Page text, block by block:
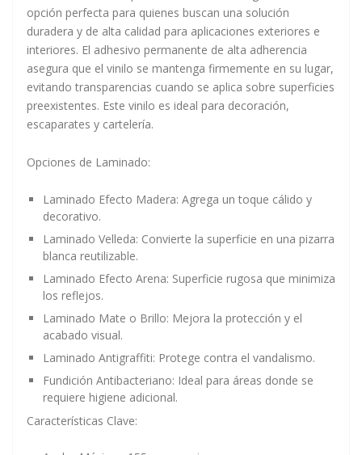
opción perfecta para quienes buscan una solución
duradera y de alta calidad para aplicaciones exteriores e
interiores. El adhesivo permanente de alta adherencia
asegura que el vinilo se mantenga firmemente en su lugar,
evitando transparencias cuando se aplica sobre superficies
preexistentes. Este vinilo es ideal para decoración,
escaparates y cartelería.
Opciones de Laminado:
Laminado Efecto Madera: Agrega un toque cálido y
decorativo.
Laminado Velleda: Convierte la superficie en una pizarra
blanca reutilizable.
Laminado Efecto Arena: Superficie rugosa que minimiza
los reflejos.
Laminado Mate o Brillo: Mejora la protección y el
acabado visual.
Laminado Antigraffiti: Protege contra el vandalismo.
Fundición Antibacteriano: Ideal para áreas donde se
requiere higiene adicional.
Características Clave: